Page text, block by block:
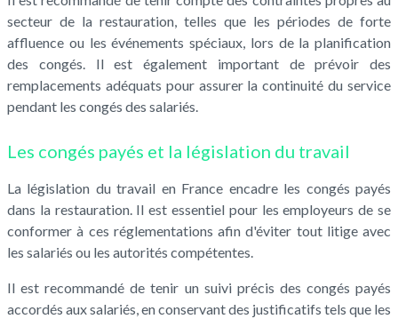
secteur de la restauration, telles que les périodes de forte
affluence ou les événements spéciaux, lors de la planification
des congés. Il est également important de prévoir des
remplacements adéquats pour assurer la continuité du service
pendant les congés des salariés.
Les congés payés et la législation du travail
La législation du travail en France encadre les congés payés
dans la restauration. Il est essentiel pour les employeurs de se
conformer à ces réglementations afin d'éviter tout litige avec
les salariés ou les autorités compétentes.
Il est recommandé de tenir un suivi précis des congés payés
accordés aux salariés, en conservant des justificatifs tels que les